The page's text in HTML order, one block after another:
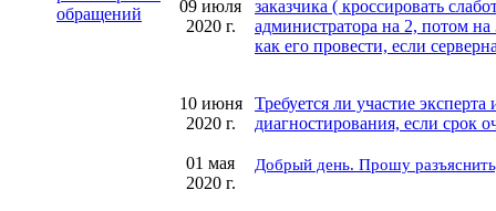
обращений
09 июля
2020 г.
заказчика ( кроссировать
администратора на 2, потом на
как его провести, если
10 июня
2020 г.
Требуется ли участие
диагностирования, если срок
01 мая
2020 г.
Добрый день. Прошу